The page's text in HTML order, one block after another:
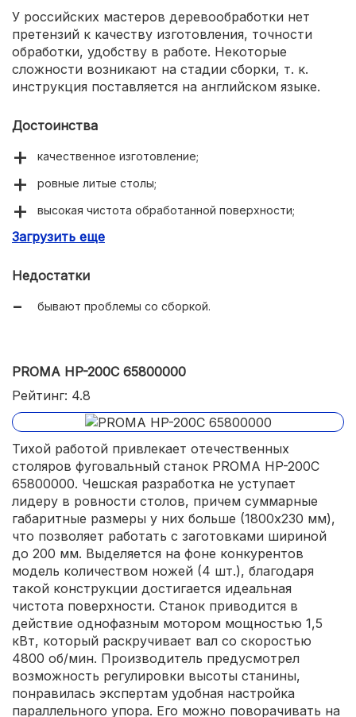
У российских мастеров деревообработки нет
претензий к качеству изготовления, точности
обработки, удобству в работе. Некоторые
сложности возникают на стадии сборки, т. к.
инструкция поставляется на английском языке.
Достоинства
качественное изготовление;
ровные литые столы;
высокая чистота обработанной поверхности;
удобство в работе.
Загрузить еще
Недостатки
бывают проблемы со сборкой.
PROMA HP-200C 65800000
Рейтинг: 4.8
Тихой работой привлекает отечественных
столяров фуговальный станок PROMA HP-200C
65800000. Чешская разработка не уступает
лидеру в ровности столов, причем суммарные
габаритные размеры у них больше (1800х230 мм),
что позволяет работать с заготовками шириной
до 200 мм. Выделяется на фоне конкурентов
модель количеством ножей (4 шт.), благодаря
такой конструкции достигается идеальная
чистота поверхности. Станок приводится в
действие однофазным мотором мощностью 1,5
кВт, который раскручивает вал со скоростью
4800 об/мин. Производитель предусмотрел
возможность регулировки высоты станины,
понравилась экспертам удобная настройка
параллельного упора. Его можно поворачивать на